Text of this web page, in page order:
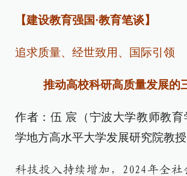
【建设教育强国·教育笔谈】
追求质量、经世致用、国际引领
推动高校科研高质量发展的
作者：伍 宸（宁波大学教师教育
学地方高水平大学发展研究院教授
科技投入持续增加，2024年全社